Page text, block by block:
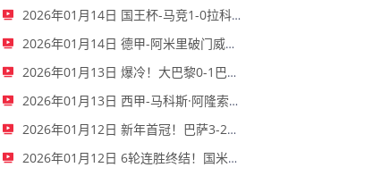
2026年01月14日 国王杯-马竞1-0拉科鲁尼亚 格列兹曼十分角任意球破门+远射中横梁
2026年01月14日 德甲-阿米里破门威德默建功 美因茨2-1海登海姆
2026年01月13日 爆冷！大巴黎0-1巴黎FC止步法国杯32强 登贝莱失单刀埃梅里中框
2026年01月13日 西甲-马科斯·阿隆索点射制胜 塞尔塔客场1-0塞维利亚
2026年01月12日 新年首冠！巴萨3-2皇马卫冕西超杯 拉菲尼亚双响维尼修斯一条龙
2026年01月12日 6轮连胜终结！国米2-2那不勒斯 麦克托米奈双响恰20点射孔蒂染红